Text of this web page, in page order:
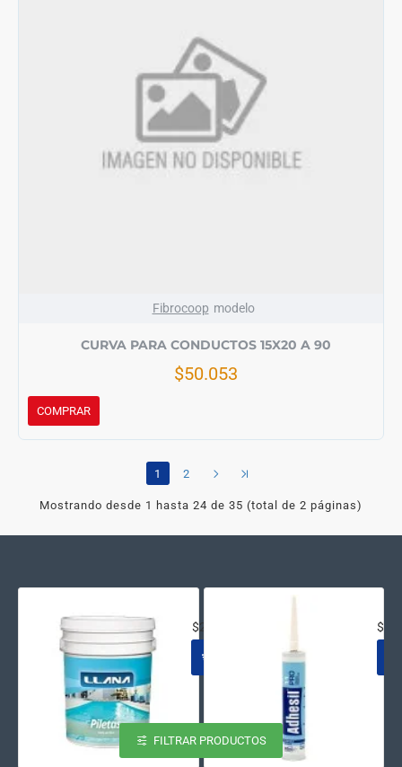
Fibrocoop modelo
CURVA PARA CONDUCTOS 15X20 A 90
$50.053
COMPRAR
1 2
Mostrando desde 1 hasta 24 de 35 (total de 2 páginas)
$231.645
FILTRAR PRODUCTOS